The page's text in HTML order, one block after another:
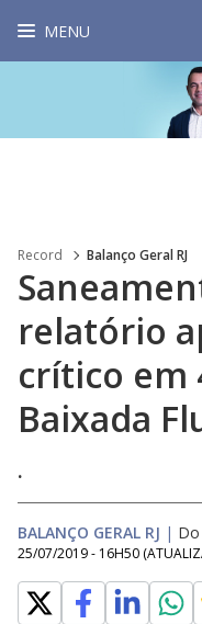
MENU
Record Balanço Geral RJ
relatório
crítico em
Baixada
.
BALANÇO GERAL RJ |
25/07/2019 - 16H50